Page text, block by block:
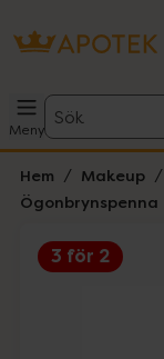
Meny
Sök
Hem Makeup
Ögonbrynspenna
3 för 2
Lista: .